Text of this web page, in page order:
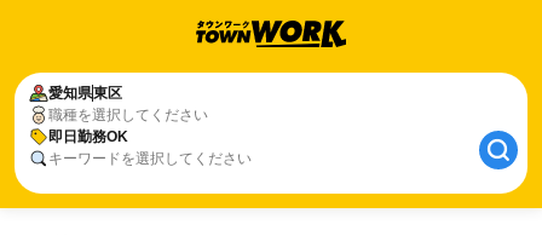
愛知県東区
職種を選択してください
即日勤務OK
キーワードを選択してください